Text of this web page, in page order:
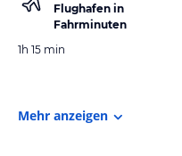
Flughafen in
Fahrminuten
1h 15 min
Mehr anzeigen